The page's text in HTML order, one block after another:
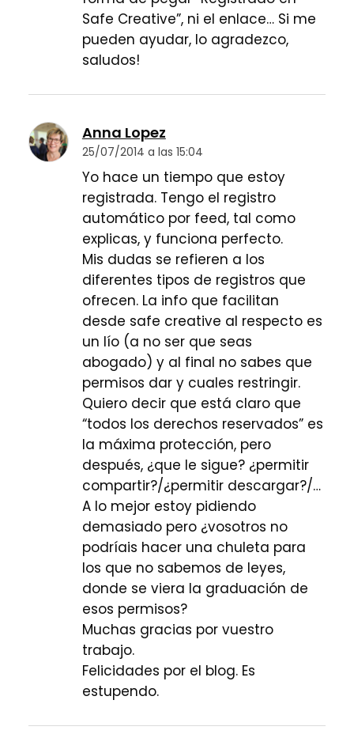
Safe Creative”, ni el enlace… Si me
pueden ayudar, lo agradezco,
saludos!
Anna Lopez
25/07/2014 a las 15:04
Yo hace un tiempo que estoy
registrada. Tengo el registro
automático por feed, tal como
explicas, y funciona perfecto.
Mis dudas se refieren a los
diferentes tipos de registros que
ofrecen. La info que facilitan
desde safe creative al respecto es
un lío (a no ser que seas
abogado) y al final no sabes que
permisos dar y cuales restringir.
Quiero decir que está claro que
“todos los derechos reservados” es
la máxima protección, pero
después, ¿que le sigue? ¿permitir
compartir?/¿permitir descargar?/…
A lo mejor estoy pidiendo
demasiado pero ¿vosotros no
podríais hacer una chuleta para
los que no sabemos de leyes,
donde se viera la graduación de
esos permisos?
Muchas gracias por vuestro
trabajo.
Felicidades por el blog. Es
estupendo.